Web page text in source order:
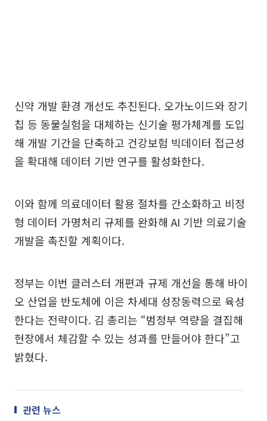
신약 개발 환경 개선도 추진된다. 오가노이드와 장기
칩 등 동물실험을 대체하는 신기술 평가체계를 도입
해 개발 기간을 단축하고 건강보험 빅데이터 접근성
을 확대해 데이터 기반 연구를 활성화한다.
이와 함께 의료데이터 활용 절차를 간소화하고 비정
형 데이터 가명처리 규제를 완화해 AI 기반 의료기술
개발을 촉진할 계획이다.
정부는 이번 클러스터 개편과 규제 개선을 통해 바이
오 산업을 반도체에 이은 차세대 성장동력으로 육성
한다는 전략이다. 김 총리는 “범정부 역량을 결집해
현장에서 체감할 수 있는 성과를 만들어야 한다”고
밝혔다.
관련 뉴스